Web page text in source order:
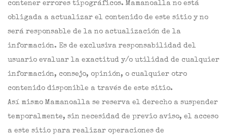
contener errores tipográficos. Mamanoalla no está
obligada a actualizar el contenido de este sitio y no
será responsable de la no actualización de la
información. Es de exclusiva responsabilidad del
usuario evaluar la exactitud y/o utilidad de cualquier
información, consejo, opinión, o cualquier otro
contenido disponible a través de este sitio.
Así mismo Mamanoalla se reserva el derecho a suspender
temporalmente, sin necesidad de previo aviso, el acceso
a este sitio para realizar operaciones de